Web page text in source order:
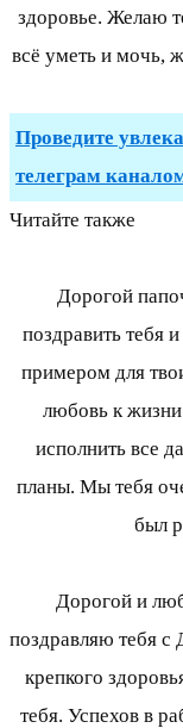
здоровье. Желаю
всё уметь и мочь,
Проведите
телеграм
Читайте также
Дорогой
поздравить тебя
примером для
любовь к
исполнить все
планы. Мы тебя
был
Дорогой и
поздравляю тебя
крепкого
тебя. Успехов в